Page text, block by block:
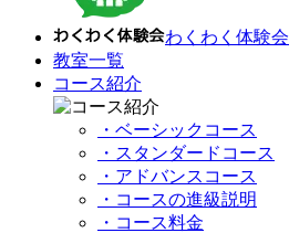
わくわく体験会
教室一覧
コース紹介
・ベーシックコース
・スタンダードコース
・アドバンスコース
・コースの進級説明
・コース料金